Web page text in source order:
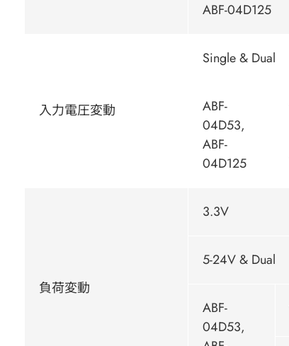
ABF-04D125
入力電圧変動
Single & Dual
ABF-
04D53,
ABF-
04D125
負荷変動
3.3V
5-24V & Dual
ABF-
04D53,